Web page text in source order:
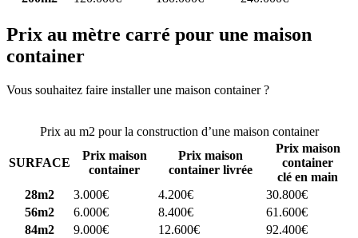
Prix au mètre carré pour une maison
container
Vous souhaitez faire installer une maison container ?
Prix au m2 pour la construction d’une maison container
SURFACE
Prix maison
container
Prix maison
container livrée
Prix maison
container
clé en main
28m2
3.000€ 4.200€
30.800€
56m2
6.000€ 8.400€
61.600€
84m2
9.000€ 12.600€
92.400€